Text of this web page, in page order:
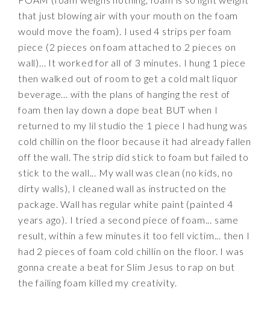
that just blowing air with your mouth on the foam
would move the foam). I used 4 strips per foam
piece (2 pieces on foam attached to 2 pieces on
wall)... It worked for all of 3 minutes. I hung 1 piece
then walked out of room to get a cold malt liquor
beverage... with the plans of hanging the rest of
foam then lay down a dope beat BUT when I
returned to my lil studio the 1 piece I had hung was
cold chillin on the floor because it had already fallen
off the wall. The strip did stick to foam but failed to
stick to the wall... My wall was clean (no kids, no
dirty walls), I cleaned wall as instructed on the
package. Wall has regular white paint (painted 4
years ago). I tried a second piece of foam... same
result, within a few minutes it too fell victim... then I
had 2 pieces of foam cold chillin on the floor. I was
gonna create a beat for Slim Jesus to rap on but
the failing foam killed my creativity.